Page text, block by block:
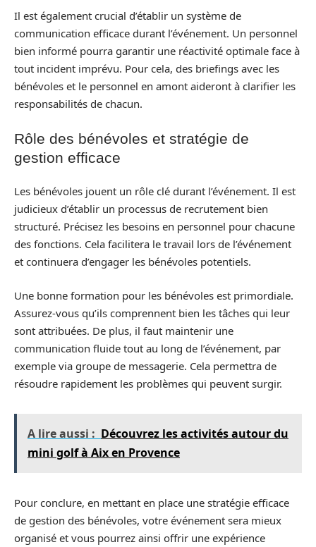
Il est également crucial d’établir un système de
communication efficace durant l’événement. Un personnel
bien informé pourra garantir une réactivité optimale face à
tout incident imprévu. Pour cela, des briefings avec les
bénévoles et le personnel en amont aideront à clarifier les
responsabilités de chacun.
Rôle des bénévoles et stratégie de
gestion efficace
Les bénévoles jouent un rôle clé durant l’événement. Il est
judicieux d’établir un processus de recrutement bien
structuré. Précisez les besoins en personnel pour chacune
des fonctions. Cela facilitera le travail lors de l’événement
et continuera d’engager les bénévoles potentiels.
Une bonne formation pour les bénévoles est primordiale.
Assurez-vous qu’ils comprennent bien les tâches qui leur
sont attribuées. De plus, il faut maintenir une
communication fluide tout au long de l’événement, par
exemple via groupe de messagerie. Cela permettra de
résoudre rapidement les problèmes qui peuvent surgir.
A lire aussi : Découvrez les activités autour du
mini golf à Aix en Provence
Pour conclure, en mettant en place une stratégie efficace
de gestion des bénévoles, votre événement sera mieux
organisé et vous pourrez ainsi offrir une expérience